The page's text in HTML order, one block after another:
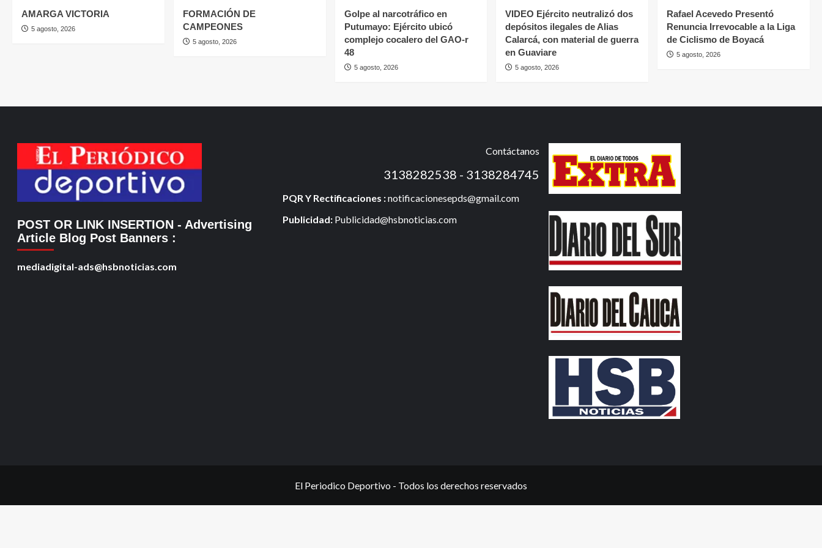
AMARGA VICTORIA
5 agosto, 2026
FORMACIÓN DE
CAMPEONES
5 agosto, 2026
Golpe al narcotráfico en
Putumayo: Ejército ubicó
complejo cocalero del GAO-r
48
5 agosto, 2026
VIDEO Ejército neutralizó dos
depósitos ilegales de Alias
Calarcá, con material de guerra
en Guaviare
5 agosto, 2026
Rafael Acevedo Presentó
Renuncia Irrevocable a la Liga
de Ciclismo de Boyacá
5 agosto, 2026
POST OR LINK INSERTION - Advertising
Article Blog Post Banners :
mediadigital-ads@hsbnoticias.com
Contáctanos
3138282538 - 3138284745
PQR Y Rectificaciones :notificacionesepds@gmail.com
Publicidad: Publicidad@hsbnoticias.com